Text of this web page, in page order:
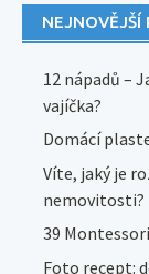
NEJNOVĚJŠÍ
12 nápadů –
vajíčka?
Domácí
Víte, jaký je
nemovitosti?
39
Foto recept: